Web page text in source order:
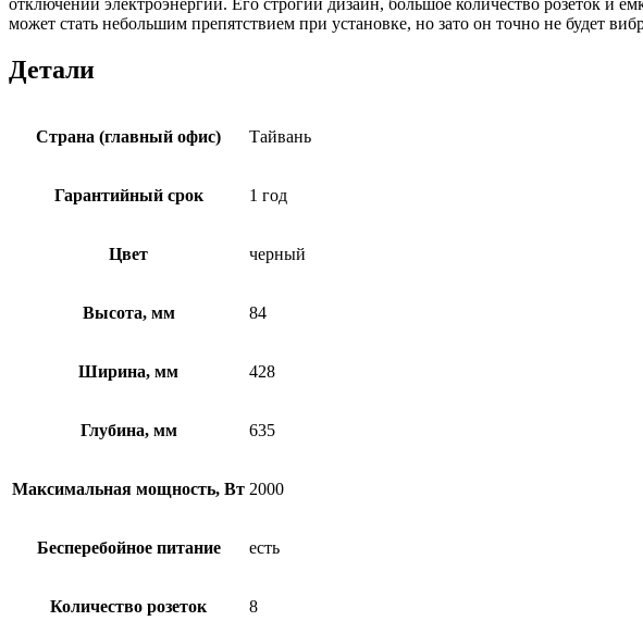
отключений электроэнергии. Его строгий дизайн, большое количество розеток и
может стать небольшим препятствием при установке, но зато он точно не будет
Детали
Страна (главный офис) Тайвань
Гарантийный срок 1 год
Цвет черный
Высота, мм 84
Ширина, мм 428
Глубина, мм 635
Максимальная мощность, Вт 2000
Бесперебойное питание есть
Количество розеток 8